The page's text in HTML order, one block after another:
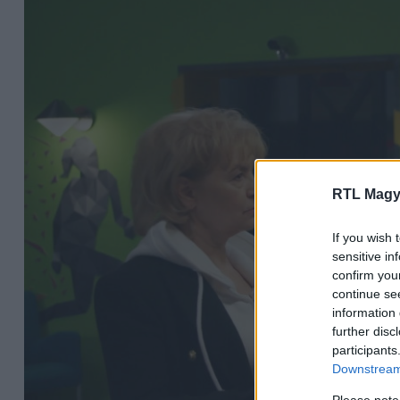
RTL
If you wish
sensitive
confirm
continue
information
further